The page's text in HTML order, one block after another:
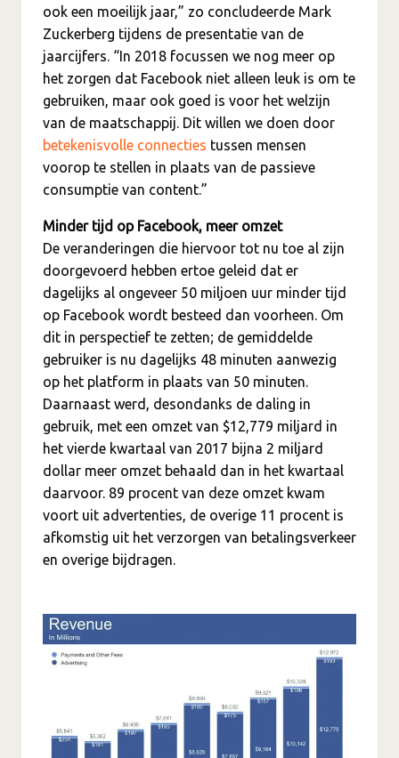
ook een moeilijk jaar,” zo concludeerde Mark
Zuckerberg tijdens de presentatie van de
jaarcijfers. “In 2018 focussen we nog meer op
het zorgen dat Facebook niet alleen leuk is om te
gebruiken, maar ook goed is voor het welzijn
van de maatschappij. Dit willen we doen door
betekenisvolle connecties tussen mensen
voorop te stellen in plaats van de passieve
consumptie van content.”
Minder tijd op Facebook, meer omzet
De veranderingen die hiervoor tot nu toe al zijn
doorgevoerd hebben ertoe geleid dat er
dagelijks al ongeveer 50 miljoen uur minder tijd
op Facebook wordt besteed dan voorheen. Om
dit in perspectief te zetten; de gemiddelde
gebruiker is nu dagelijks 48 minuten aanwezig
op het platform in plaats van 50 minuten.
Daarnaast werd, desondanks de daling in
gebruik, met een omzet van $12,779 miljard in
het vierde kwartaal van 2017 bijna 2 miljard
dollar meer omzet behaald dan in het kwartaal
daarvoor. 89 procent van deze omzet kwam
voort uit advertenties, de overige 11 procent is
afkomstig uit het verzorgen van betalingsverkeer
en overige bijdragen.